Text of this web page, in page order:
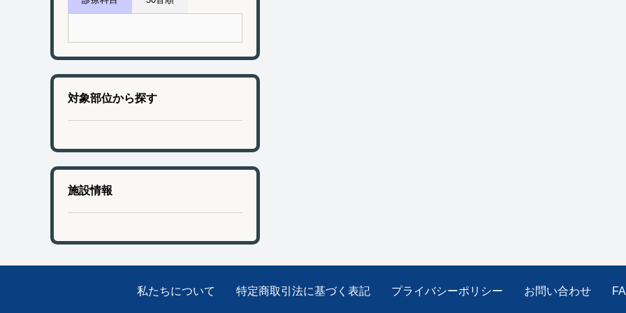
対象部位から探す
施設情報
私たちについて 特定商取引法に基づく表記 プライバシーポリシー お問い合わせ